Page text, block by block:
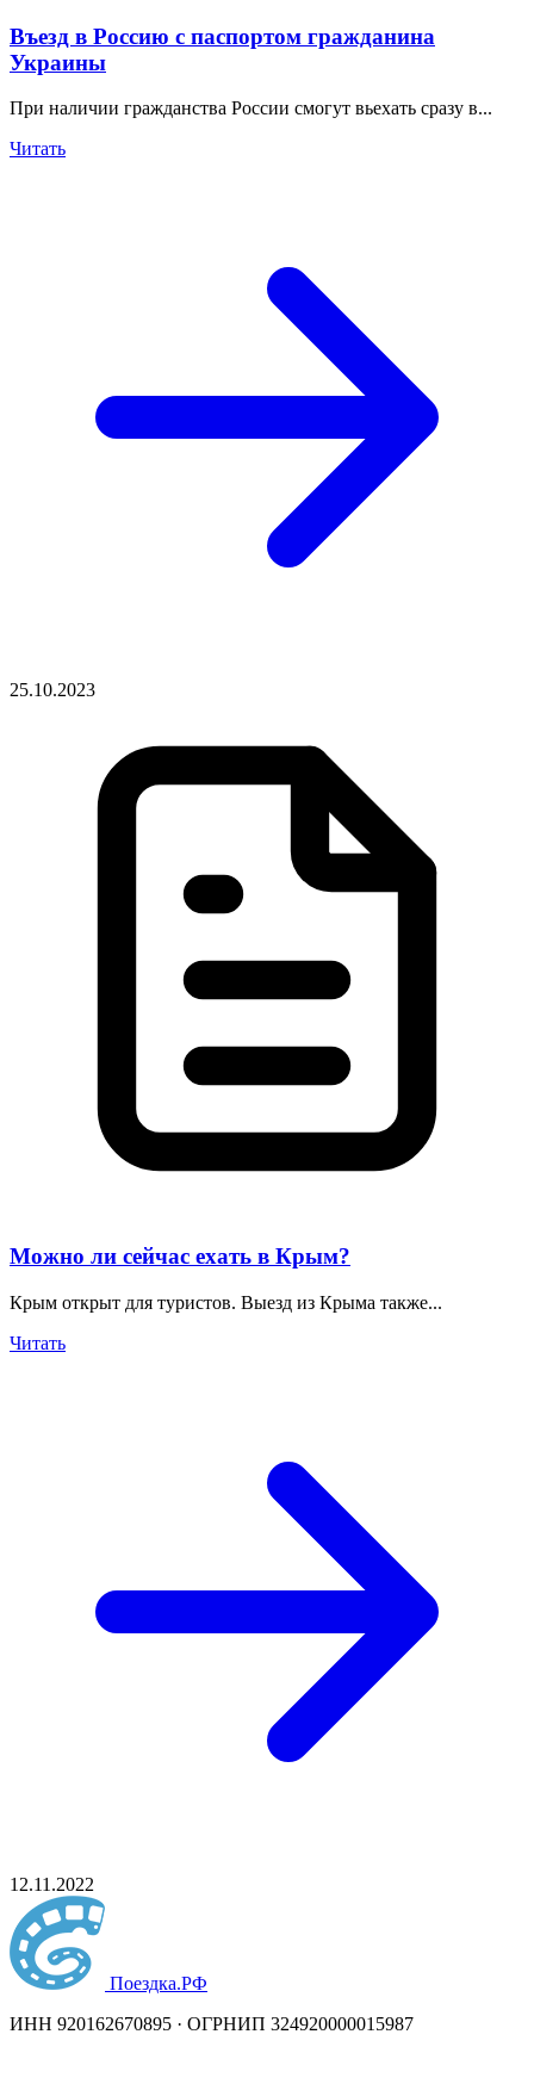
Въезд в Россию с паспортом гражданина
Украины
При наличии гражданства России смогут вьехать сразу в...
Читать
25.10.2023
Можно ли сейчас ехать в Крым?
Крым открыт для туристов. Выезд из Крыма также...
Читать
12.11.2022
Поездка.РФ
ИНН 920162670895 · ОГРНИП 324920000015987